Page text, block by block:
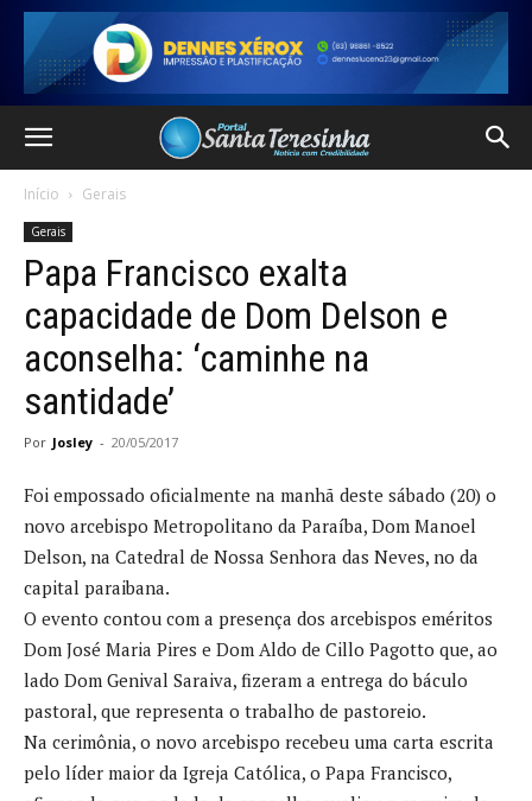
Início Gerais
Gerais
Papa Francisco exalta
capacidade de Dom Delson e
aconselha: ‘caminhe na
santidade’
Por Josley - 20/05/2017
Foi empossado oficialmente na manhã deste sábado (20) o
novo arcebispo Metropolitano da Paraíba, Dom Manoel
Delson, na Catedral de Nossa Senhora das Neves, no da
capital paraibana.
O evento contou com a presença dos arcebispos eméritos
Dom José Maria Pires e Dom Aldo de Cillo Pagotto que, ao
lado Dom Genival Saraiva, fizeram a entrega do báculo
pastoral, que representa o trabalho de pastoreio.
Na cerimônia, o novo arcebispo recebeu uma carta escrita
pelo líder maior da Igreja Católica, o Papa Francisco,